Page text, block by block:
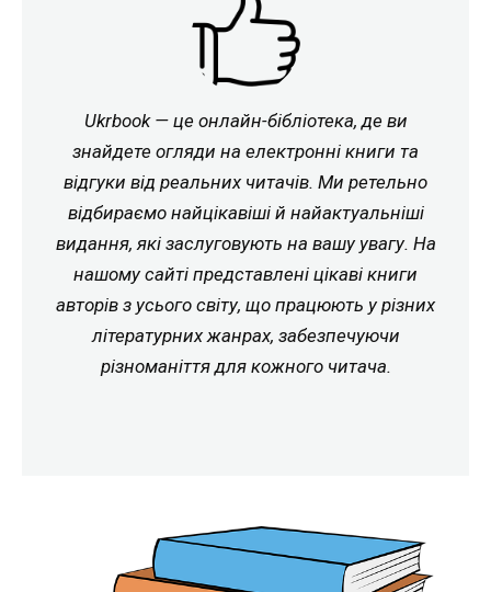
Ukrbook — це онлайн-бібліотека, де ви
знайдете огляди на електронні книги та
відгуки від реальних читачів. Ми ретельно
відбираємо найцікавіші й найактуальніші
видання, які заслуговують на вашу увагу. На
нашому сайті представлені цікаві книги
авторів з усього світу, що працюють у різних
літературних жанрах, забезпечуючи
різноманіття для кожного читача.